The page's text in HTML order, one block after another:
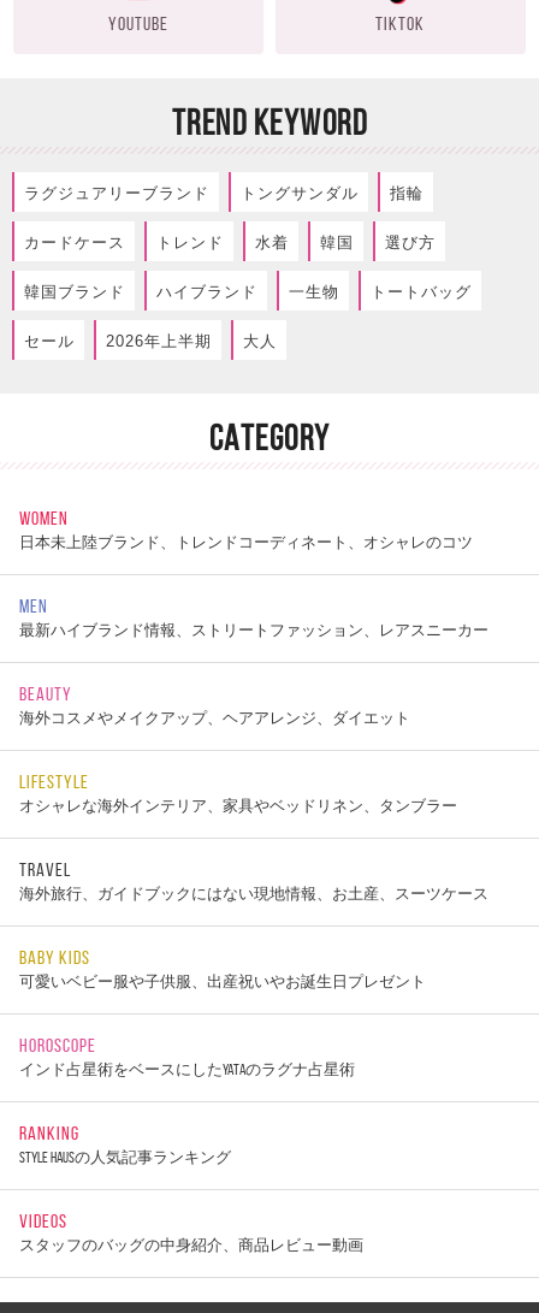
YOUTUBE TIKTOK
TREND KEYWORD
ラグジュアリーブランド トングサンダル 指輪
カードケース トレンド 水着 韓国 選び方
韓国ブランド ハイブランド 一生物 トートバッグ
セール 2026年上半期 大人
CATEGORY
WOMEN
日本未上陸ブランド、トレンドコーディネート、オシャレのコツ
MEN
最新ハイブランド情報、ストリートファッション、レアスニーカー
BEAUTY
海外コスメやメイクアップ、ヘアアレンジ、ダイエット
LIFESTYLE
オシャレな海外インテリア、家具やベッドリネン、タンブラー
TRAVEL
海外旅行、ガイドブックにはない現地情報、お土産、スーツケース
BABY KIDS
可愛いベビー服や子供服、出産祝いやお誕生日プレゼント
HOROSCOPE
インド占星術をベースにしたYATAのラグナ占星術
RANKING
STYLE HAUSの人気記事ランキング
VIDEOS
スタッフのバッグの中身紹介、商品レビュー動画